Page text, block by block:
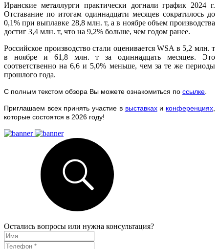
Иранские металлурги практически догнали график 2024 г.
Отставание по итогам одиннадцати месяцев сократилось до
0,1% при выплавке 28,8 млн. т, а в ноябре объем производства
достиг 3,4 млн. т, что на 9,2% больше, чем годом ранее.
Российское производство стали оценивается WSA в 5,2 млн. т
в ноябре и 61,8 млн. т за одиннадцать месяцев. Это
соответственно на 6,6 и 5,0% меньше, чем за те же периоды
прошлого года.
С полным текстом обзора Вы можете ознакомиться по ссылке
Приглашаем всех принять участие в выставкахи конференциях
которые состоятся в 2026 году!
Остались вопросы или нужна консультация?